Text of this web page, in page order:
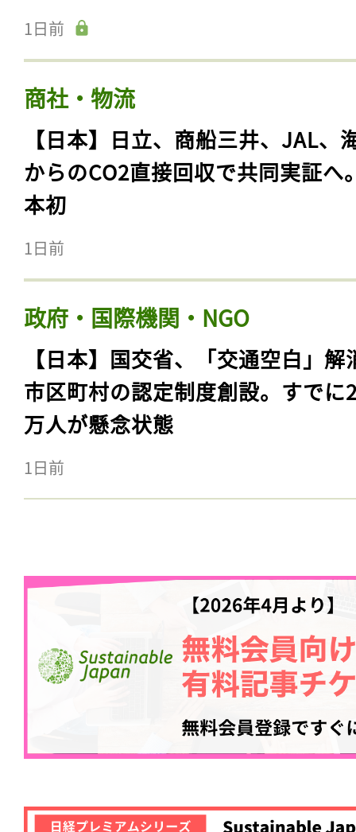
1日前
商社・物流
【日本】日立、商船三井、JAL、
からのCO2直接回収で共同実証へ
本初
1日前
政府・国際機関・NGO
【日本】国交省、「交通空白」解
市区町村の認定制度創設。すでに
万人が懸念状態
1日前